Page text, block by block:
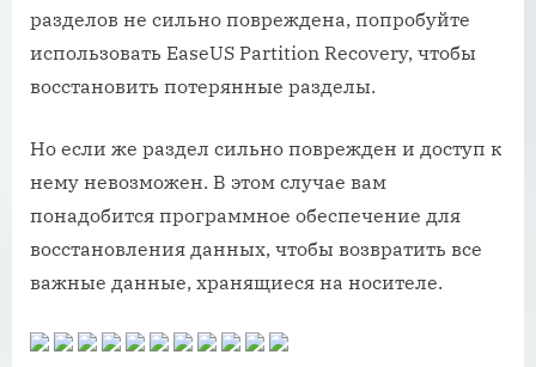
разделов не сильно повреждена, попробуйте
использовать EaseUS Partition Recovery, чтобы
восстановить потерянные разделы.
Но если же раздел сильно поврежден и доступ к
нему невозможен. В этом случае вам
понадобится программное обеспечение для
восстановления данных, чтобы возвратить все
важные данные, хранящиеся на носителе.